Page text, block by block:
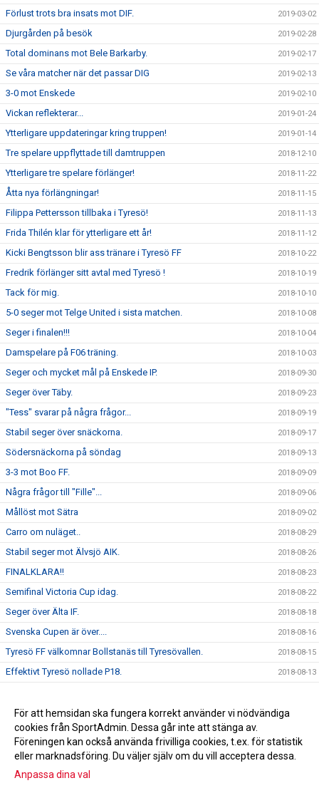
Förlust trots bra insats mot DIF. 2019-03-02
Djurgården på besök 2019-02-28
Total dominans mot Bele Barkarby. 2019-02-17
Se våra matcher när det passar DIG 2019-02-13
3-0 mot Enskede 2019-02-10
Vickan reflekterar... 2019-01-24
Ytterligare uppdateringar kring truppen! 2019-01-14
Tre spelare uppflyttade till damtruppen 2018-12-10
Ytterligare tre spelare förlänger! 2018-11-22
Åtta nya förlängningar! 2018-11-15
Filippa Pettersson tillbaka i Tyresö! 2018-11-13
Frida Thilén klar för ytterligare ett år! 2018-11-12
Kicki Bengtsson blir ass tränare i Tyresö FF 2018-10-22
Fredrik förlänger sitt avtal med Tyresö ! 2018-10-19
Tack för mig. 2018-10-10
5-0 seger mot Telge United i sista matchen. 2018-10-08
Seger i finalen!!! 2018-10-04
Damspelare på F06 träning. 2018-10-03
Seger och mycket mål på Enskede IP. 2018-09-30
Seger över Täby. 2018-09-23
"Tess" svarar på några frågor... 2018-09-19
Stabil seger över snäckorna. 2018-09-17
Södersnäckorna på söndag 2018-09-13
3-3 mot Boo FF. 2018-09-09
Några frågor till "Fille"... 2018-09-06
Mållöst mot Sätra 2018-09-02
Carro om nuläget.. 2018-08-29
Stabil seger mot Älvsjö AIK. 2018-08-26
FINALKLARA!! 2018-08-23
Semifinal Victoria Cup idag. 2018-08-22
Seger över Älta IF. 2018-08-18
Svenska Cupen är över.... 2018-08-16
Tyresö FF välkomnar Bollstanäs till Tyresövallen. 2018-08-15
Effektivt Tyresö nollade P18. 2018-08-13
Seger mot AIK. 2018-02-03
Ida " Bengan " Bengtsson är klar för 2020 !
För att hemsidan ska fungera korrekt använder vi nödvändiga
cookies från SportAdmin. Dessa går inte att stänga av.
Föreningen kan också använda frivilliga cookies, t.ex. för statistik
eller marknadsföring. Du väljer själv om du vill acceptera dessa.
Anpassa dina val